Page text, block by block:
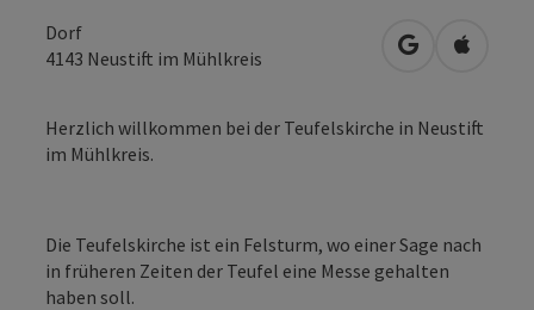
Dorf
4143 Neustift im Mühlkreis in Google
in
Herzlich willkommen bei der Teufelskirche in Neustift
im Mühlkreis.
Die Teufelskirche ist ein Felsturm, wo einer Sage nach
in früheren Zeiten der Teufel eine Messe gehalten
haben soll.